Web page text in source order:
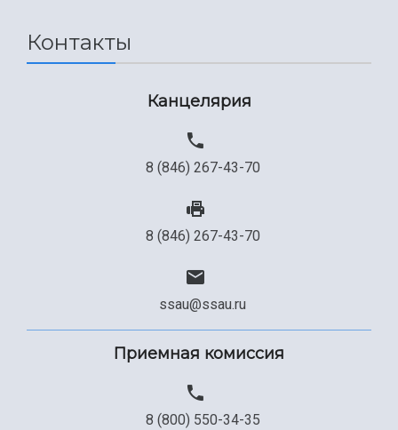
Сведения об образовательной организации
Контакты
Канцелярия
8 (846) 267-43-70
8 (846) 267-43-70
ssau@ssau.ru
Приемная комиссия
8 (800) 550-34-35